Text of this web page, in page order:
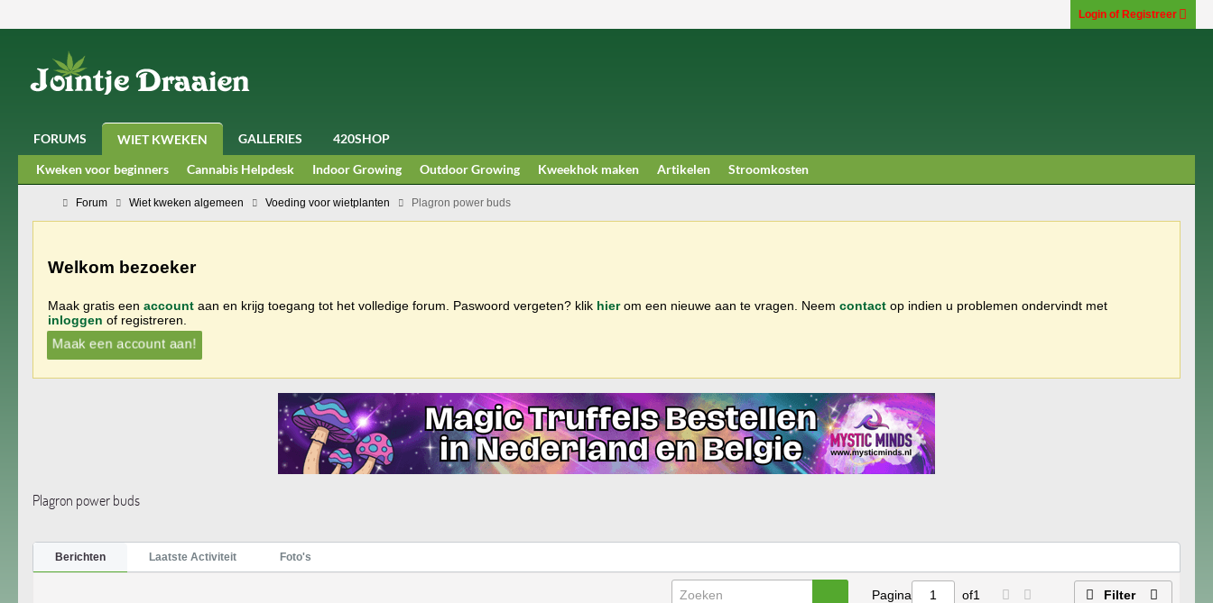
Login of Registreer
FORUMS WIET KWEKEN GALLERIES
420SHOP
Kweken voor beginners
Cannabis Helpdesk Indoor Growing Outdoor Growing Kweekhok maken Artikelen Stroomkosten
Forum Wiet kweken algemeen Voeding voor wietplanten Plagron power buds
Welkom bezoeker
Maak gratis een account aan en krijg toegang tot het volledige forum. Paswoord vergeten? klik hierom een nieuwe aan te vragen. Neem contact op indien u problemen ondervindt met
inloggen of registreren.
Maak een account aan!
Plagron power buds
Berichten Laatste Activiteit Foto's
Pagina of1 Filter